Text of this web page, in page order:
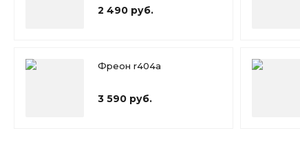
2 490 руб.
Фреон r404a
3 590 руб.